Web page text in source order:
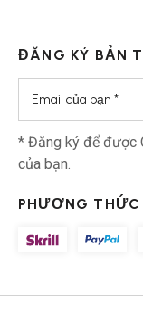
ĐĂNG KÝ BẢN
* Đăng ký để được
của bạn.
PHƯƠNG